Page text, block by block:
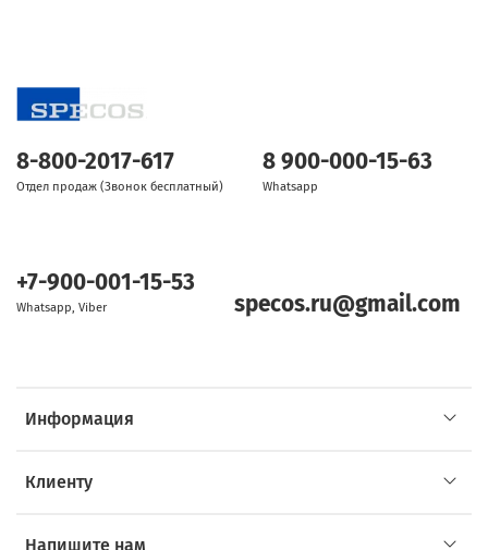
Информация
Клиенту
Напишите нам
8-800-2017-617
Отдел продаж (Звонок бесплатный)
8 900-000-15-63
Whatsapp
+7-900-001-15-53
Whatsapp, Viber specos.ru@gmail.com